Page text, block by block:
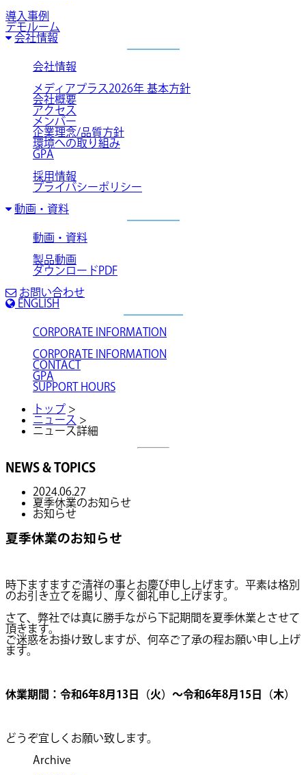
導入事例
デモルーム
会社情報
会社情報
メディアプラス2026年 基本方針
会社概要
アクセス
メンバー
企業理念/品質方針
環境への取り組み
GPA
採用情報
プライバシーポリシー
動画・資料
動画・資料
製品動画
ダウンロードPDF
お問い合わせ
ENGLISH
CORPORATE INFORMATION
CORPORATE INFORMATION
CONTACT
GPA
SUPPORT HOURS
トップ >
ニュース >
ニュース詳細
NEWS & TOPICS
2024.06.27
夏季休業のお知らせ
お知らせ
夏季休業のお知らせ
時下ますますご清祥の事とお慶び申し上げます。平素は格別
のお引き立てを賜り、厚く御礼申し上げます。
さて、弊社では真に勝手ながら下記期間を夏季休業とさせて
頂きます。
ご迷惑をお掛け致しますが、何卒ご了承の程お願い申し上げ
ます。
休業期間：令和6年8月13日（火）～令和6年8月15日（木）
どうぞ宜しくお願い致します。
Archive